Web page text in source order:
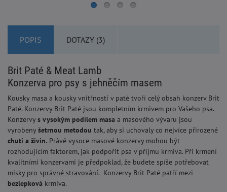
POPIS DOTAZY (3)
Brit Paté & Meat Lamb
Konzerva pro psy s jehněčím masem
Kousky masa a kousky vnitřností v paté tvoří celý obsah konzerv Brit
Paté. Konzervy Brit Paté jsou kompletním krmivem pro Vašeho psa.
Konzervy s vysokým podílem masa a masového vývaru jsou
vyrobeny šetrnou metodou tak, aby si uchovaly co nejvíce přirozené
chuti a živin. Právě vysoce masové konzervy mohou být
rozhodujícím faktorem, jak podpořit psa v příjmu krmiva. Při krmení
kvalitními konzervami je předpoklad, že budete spíše potřebovat
misky pro správné stravování. Konzervy Brit Paté patří mezi
bezlepková krmiva.